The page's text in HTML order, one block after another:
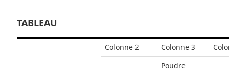
TABLEAU
Colonne 2 Colonne 3
Poudre